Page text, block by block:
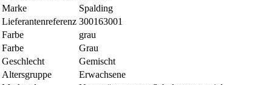
Marke
Spalding
Lieferantenreferenz 300163001
Farbe
grau
Farbe
Grau
Geschlecht
Gemischt
Altersgruppe
Erwachsene